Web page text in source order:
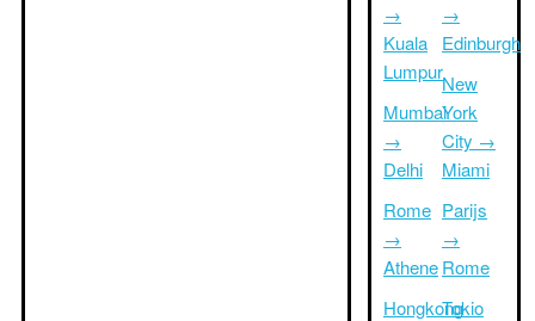
→
Kuala
Lumpur
Mumbai
→
Delhi
Rome
→
Athene
Hongkong
→
Edinburgh
New
York
City →
Miami
Parijs
→
Rome
Tokio